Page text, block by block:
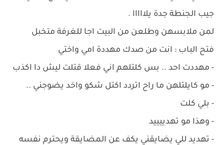
جيب الجنطة جدة يلااااا .
لمن ملابسهن وطلعن من البيت اجا للغرفة متخبل
فتح الباب : انت من صدك مهددة امي واختي
- مهددت احد .. بس كلتلهم اني فعلا قتلت ليش دا اكذب
- مو كايلتلهن ما راح اتردد اكتل شكو واخد يضوجني ..
- بلي كلت
- وهذا مو تهدييييد
- تهديد للي يضايقني يكف عن المضايقة ويحترم نفسه